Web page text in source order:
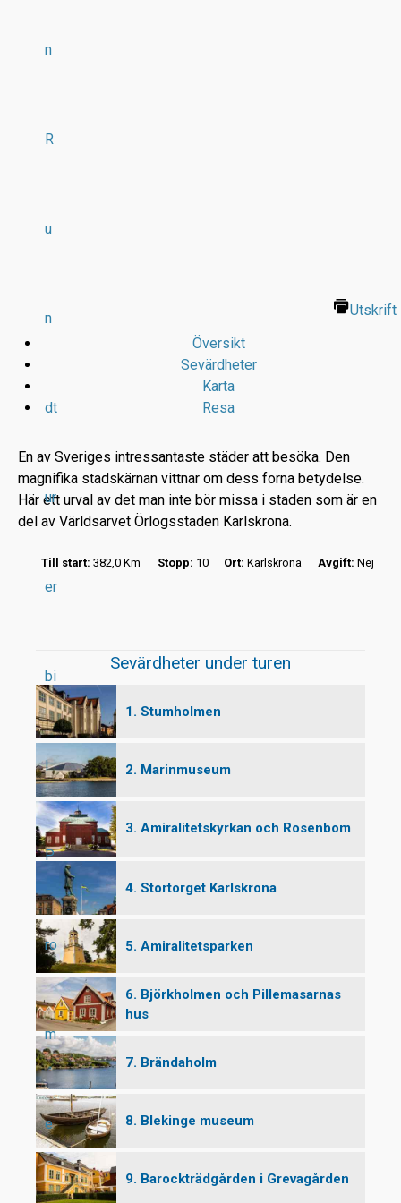
n
R
u
n
dt
ur
er
bi
l
P
ro
m
e
Utskrift
Översikt
Sevärdheter
Karta
Resa
En av Sveriges intressantaste städer att besöka. Den
magnifika stadskärnan vittnar om dess forna betydelse.
Här ett urval av det man inte bör missa i staden som är en
del av Världsarvet Örlogsstaden Karlskrona.
Till start: 382,0 Km Stopp: 10 Ort: Karlskrona Avgift: Nej
Sevärdheter under turen
1. Stumholmen
2. Marinmuseum
3. Amiralitetskyrkan och Rosenbom
4. Stortorget Karlskrona
5. Amiralitetsparken
6. Björkholmen och Pillemasarnas
hus
7. Brändaholm
8. Blekinge museum
9. Barockträdgården i Grevagården